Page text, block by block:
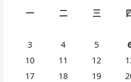
一
二 三
3
4 5
10
11 12
17
18 19